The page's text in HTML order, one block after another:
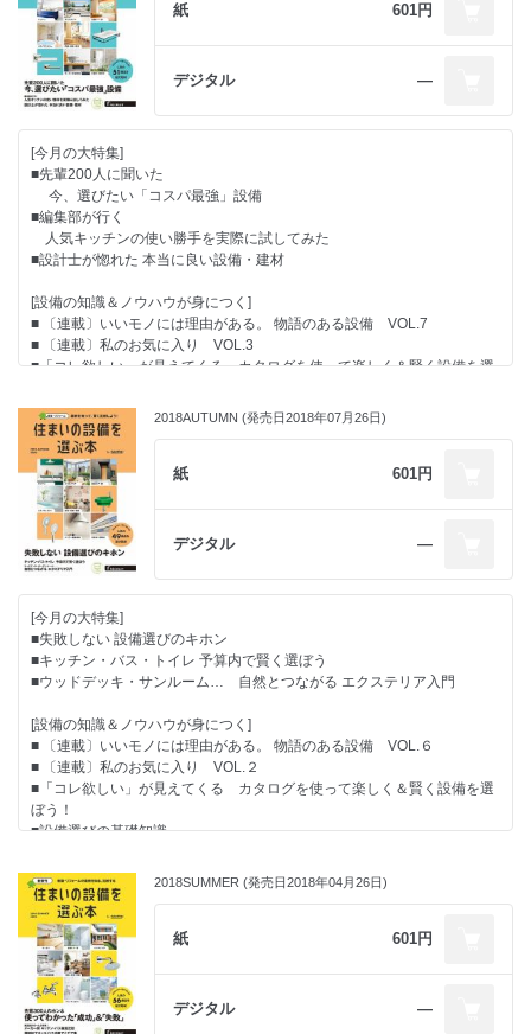
[特別キャンペーン]
■アンケートの回答した方に抽選で100名様に
「JCBギフトカード3000円分」プレゼント
※対象媒体:SUUMOが発行しているリフォーム・注文住宅情報誌
紙 601円
デジタル ―
[今月の大特集]
■先輩200人に聞いた
今、選びたい「コスパ最強」設備
■編集部が行く
人気キッチンの使い勝手を実際に試してみた
■設計士が惚れた 本当に良い設備・建材
[設備の知識＆ノウハウが身につく]
■ 〔連載〕いいモノには理由がある。 物語のある設備 VOL.7
■ 〔連載〕私のお気に入り VOL.3
■「コレ欲しい」が見えてくる カタログを使って楽しく＆賢く設備を選
■設備選びの基礎知識
[最新の設備・建材情報]
●CLOSE UP
● 「使い心地」「住み心地」がわかる実例特集
●設備＆建材レポート
[特別キャンペーン]
■アンケートの回答した方に抽選で100名様に
「JCBギフトカード3000円分」プレゼント
※対象媒体:SUUMOが発行しているリフォーム・注文住宅情報誌
2018AUTUMN (発売日2018年07月26日)
紙 601円
デジタル ―
[今月の大特集]
■失敗しない 設備選びのキホン
■キッチン・バス・トイレ 予算内で賢く選ぼう
■ウッドデッキ・サンルーム… 自然とつながる エクステリア入門
[設備の知識＆ノウハウが身につく]
■ 〔連載〕いいモノには理由がある。 物語のある設備 VOL.６
■ 〔連載〕私のお気に入り VOL.２
■「コレ欲しい」が見えてくる カタログを使って楽しく＆賢く設備を選
ぼう！
■設備選びの基礎知識
[最新の設備・建材情報]
●CLOSE UP
● 「使い心地」「住み心地」がわかる実例特集
●設備＆建材レポート
[特別キャンペーン]
■アンケートの回答した方に抽選で100名様に
2018SUMMER (発売日2018年04月26日)
紙 601円
デジタル ―